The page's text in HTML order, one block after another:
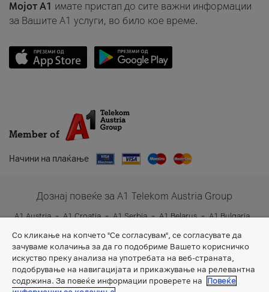
Мојот A1 имате пристап до сите важни информации
за Вашите A1 услуги, во било кое време.
Member of
Начини на плаќање
Дознај повеќе за A1 Telekom Austria Group
A1 Austria A1 Croatia A1 Serbia A1 Belarus
A1 Bulgaria
Со кликање на копчето "Се согласувам", се согласувате да
зачуваме колачиња за да го подобриме Вашето корисничко
искуство преку анализа на употребата на веб-страната,
подобрување на навигацијата и прикажување на релевантна
содржина. За повеќе информации проверете на
Повеќе